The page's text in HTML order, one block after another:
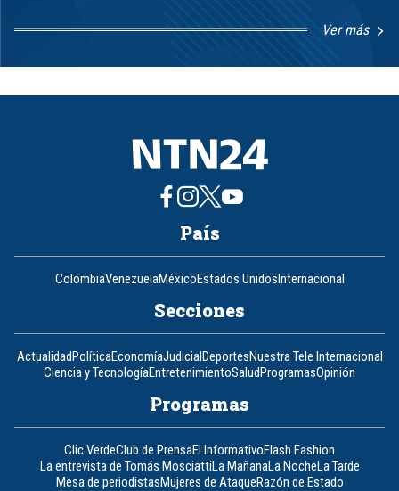
Ver más
8
País
ColombiaVenezuelaMéxicoEstados UnidosInternacional
Secciones
ActualidadPolíticaEconomíaJudicialDeportesNuestra Tele Internacional
Ciencia y TecnologíaEntretenimientoSaludProgramasOpinión
Programas
Clic VerdeClub de PrensaEl InformativoFlash Fashion
La entrevista de Tomás MosciattiLa MañanaLa NocheLa Tarde
Mesa de periodistasMujeres de AtaqueRazón de Estado